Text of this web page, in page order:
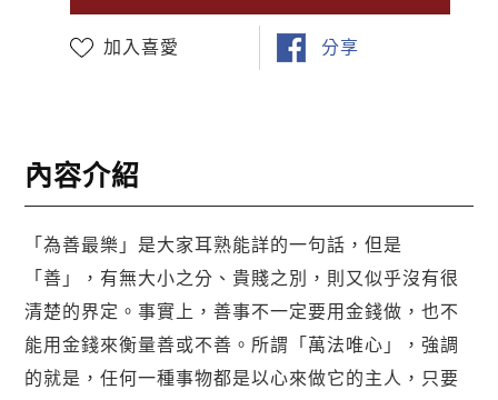
加入喜愛 分享
內容介紹
「為善最樂」是大家耳熟能詳的一句話，但是
「善」，有無大小之分、貴賤之別，則又似乎沒有很
清楚的界定。事實上，善事不一定要用金錢做，也不
能用金錢來衡量善或不善。所謂「萬法唯心」，強調
的就是，任何一種事物都是以心來做它的主人，只要